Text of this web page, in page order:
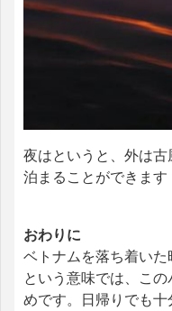
夜はというと、外は
泊まることができます
おわりに
ベトナムを落ち着い
という意味では、こ
めです。日帰りでも